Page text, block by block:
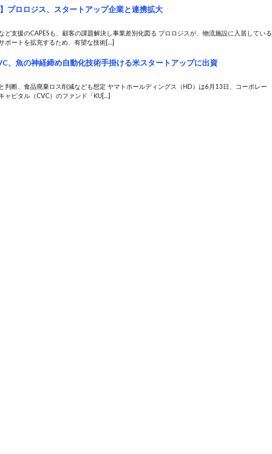
】プロロジス、スタートアップ企業と連携拡大
ど支援のCAPESも、顧客の課題解決し事業差別化図る プロロジスが、物流施設に入居している
ポートを拡充するため、有望な技術[…]
、魚の神経締め自動化技術手掛ける米スタートアップに出資
判断、食品廃棄ロス削減なども想定 ヤマトホールディングス（HD）は6月13日、コーポレー
ャピタル（CVC）のファンド「KU[…]